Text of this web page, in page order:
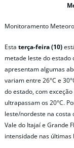
Monitoramento
Esta terça-feira (10)
metade leste do estado
apresentam algumas
variam entre 26°C e
do estado, com
ultrapassam os 20°C.
leste/nordeste na costa
Vale do Itajaí e Grande
intensidade nas últimas